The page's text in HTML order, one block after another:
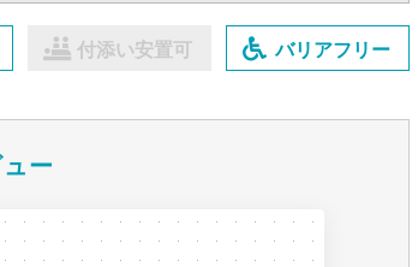
付添い安置可 バリアフリー
ー